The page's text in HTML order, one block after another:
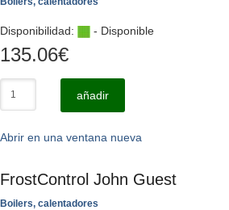
Disponibilidad: - Disponible
135.06€
añadir
Abrir en una ventana nueva
FrostControl John Guest
Boilers, calentadores